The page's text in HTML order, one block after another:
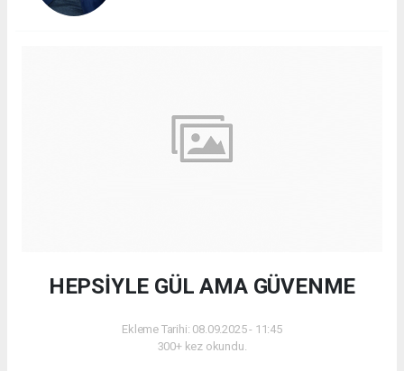
HEPSİYLE GÜL AMA GÜVENME
Ekleme Tarihi: 08.09.2025 - 11:45
300+ kez okundu.